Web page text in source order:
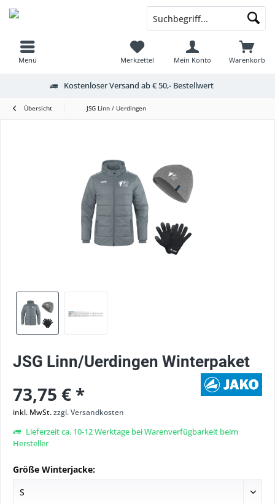
Menü Warenkorb
Merkzettel Mein Konto
Kostenloser Versand ab € 50,- Bestellwert
Übersicht JSG Linn / Uerdingen
JSG Linn/Uerdingen Winterpaket
73,75 € *
inkl. MwSt.zzgl. Versandkosten
Lieferzeit ca. 10-12 Werktage bei Warenverfügbarkeit beim
Hersteller
Größe Winterjacke: